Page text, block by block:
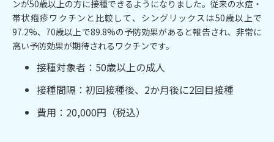
ンが50歳以上の方に接種できるようになりました。従来の水痘・
帯状疱疹ワクチンと比較して、シングリックスは50歳以上で
97.2%、70歳以上で89.8%の予防効果があると報告され、非常に
高い予防効果が期待されるワクチンです。
接種対象者：50歳以上の成人
接種間隔：初回接種後、2か月後に2回目接種
費用：20,000円（税込）